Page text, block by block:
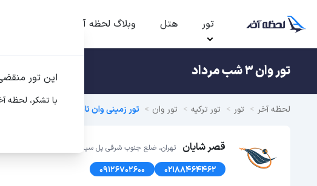
تور هتل وبلاگ لحظه آخر
تور وان 3 شب مرداد
لحظه آخر تور تور ترکیه تور وان تور زمینی وان تابستان 1405
قصر شایان تهران، ضلع جنوب شرقی پل سیدخندان، پلاک1366 طبقه اول
02188464462
09126702600
این تور
با تشکر، لحظه